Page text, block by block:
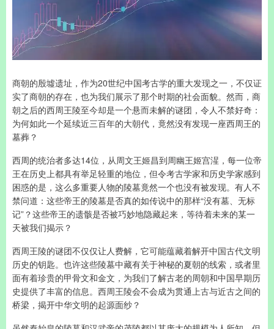
商朝的殷墟遗址，作为20世纪中国考古学的重大发现之一，不仅证
实了商朝的存在，也为我们展示了那个时期的社会面貌。然而，商
朝之后的西周王陵至今却是一个悬而未解的谜团，令人不禁好奇：
为何如此一个延续近三百年的大朝代，竟然没有发现一座西周王的
墓葬？
西周的统治者多达14位，从周文王姬昌到周幽王姬宫湦，每一位帝
王在历史上都具有举足轻重的地位，但令考古学家和历史学家感到
困惑的是，这么多重要人物的陵墓竟然一个也没有被发现。有人不
禁问道：这些帝王的陵墓是否真的如传说中的那样“没有墓、无标
记”？这些帝王的遗骸是否被巧妙地隐藏起来，等待着未来的某一
天被我们揭示？
西周王陵的谜团不仅仅让人费解，它可能蕴藏着解开中国古代文明
历史的钥匙。也许这些陵墓中藏有关于神秘的夏朝的线索，或者里
面有着珍贵的甲骨文和金文，为我们了解古老的周朝和中国早期历
史提供了丰富的信息。西周王陵会不会成为贯通上古与近古之间的
桥梁，揭开中华文明的起源面纱？